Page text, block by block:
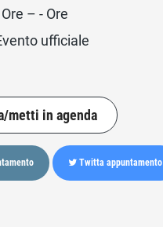
– - Ore
ufficiale
metti in agenda
Twitta appuntamento